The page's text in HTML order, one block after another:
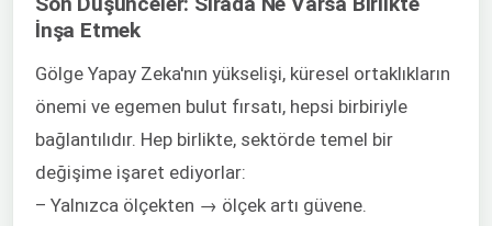
İnşa Etmek
Gölge Yapay Zeka'nın yükselişi, küresel ortaklıkların
önemi ve egemen bulut fırsatı, hepsi birbiriyle
bağlantılıdır. Hep birlikte, sektörde temel bir
değişime işaret ediyorlar:
– Yalnızca ölçekten → ölçek artı güvene.